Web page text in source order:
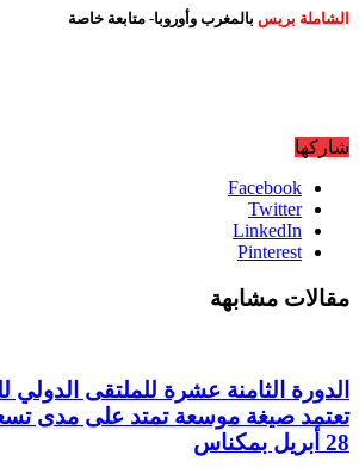
بالمغرب وأوروبا- متابعة خاصة
مشابهة
الثامنة عشرة للملتقى الدولي